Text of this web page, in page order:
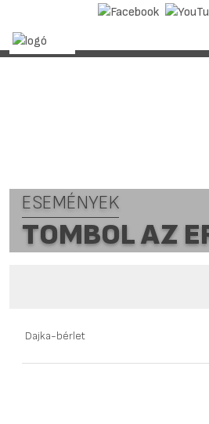
ESEMÉNYEK
TOMBOL AZ
Dajka-bérlet